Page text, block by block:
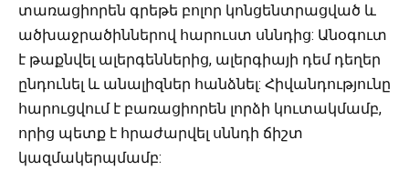
տառացիորեն գրեթե բոլոր կոնցենտրացված և
ածխաջրածիններով հարուստ սննդից: Անօգուտ
է թաքնվել ալերգեններից, ալերգիայի դեմ դեղեր
ընդունել և անալիզներ հանձնել: Հիվանդությունը
հարուցվում է բառացիորեն լորձի կուտակմամբ,
որից պետք է հրաժարվել սննդի ճիշտ
կազմակերպմամբ: